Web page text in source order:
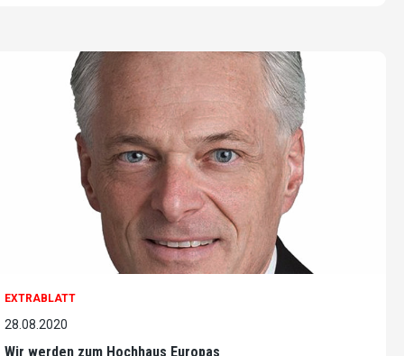
EXTRABLATT
28.08.2020
Wir werden zum Hochhaus Europas